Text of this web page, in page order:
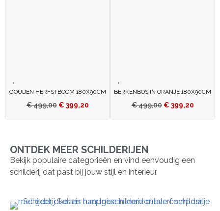
GOUDEN HERFSTBOOM 180X90CM
€499,00 € 399,20
BERKENBOS IN ORANJE 180X90CM
€499,00 € 399,20
ONTDEK MEER SCHILDERIJEN
Bekijk populaire categorieën en vind eenvoudig een
schilderij dat past bij jouw stijl en interieur.